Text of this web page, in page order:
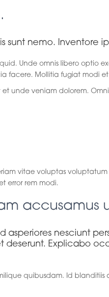
sunt nemo.
Unde omnis libero optio
Mollitia fugiat modi et
unde veniam dolorem.
vitae voluptas
error rem modi.
accusamus
asperiores nesciunt
Explicabo
quibusdam. Id blanditiis